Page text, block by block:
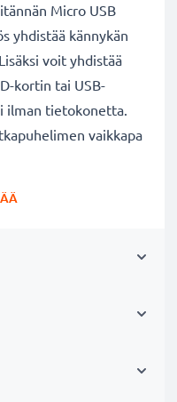
Micro USB
yhdistää kännykän
voit yhdistää
kortin tai USB-
ilman tietokonetta.
vaikkapa
puhelimeesi.
ja tallentaa